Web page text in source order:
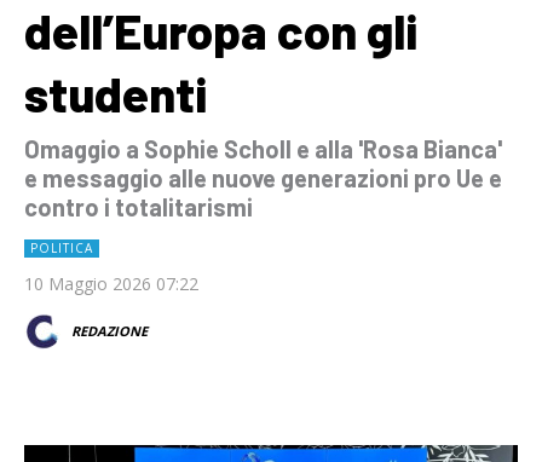
dell’Europa con gli
studenti
Omaggio a Sophie Scholl e alla 'Rosa Bianca'
e messaggio alle nuove generazioni pro Ue e
contro i totalitarismi
POLITICA
10 Maggio 2026 07:22
REDAZIONE